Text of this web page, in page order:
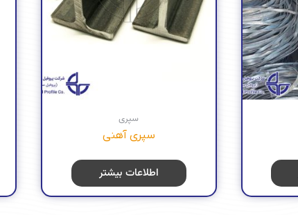
سپری
سپری آهنی
اطلاعات بیشتر